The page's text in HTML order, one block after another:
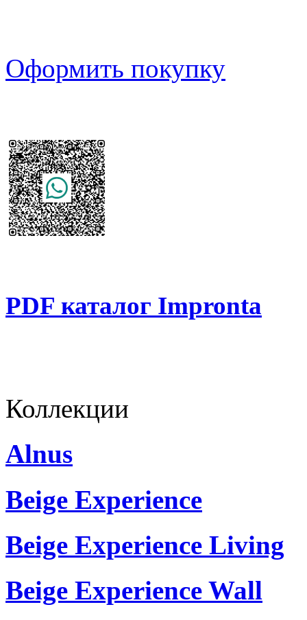
Оформить покупку
PDF каталог Impronta
Коллекции
Alnus
Beige Experience
Beige Experience Living
Beige Experience Wall